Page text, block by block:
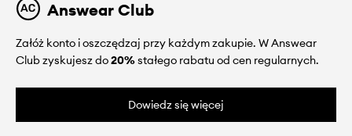
Answear Club
Załóż konto i oszczędzaj przy każdym zakupie. W Answear
Club zyskujesz do20%stałego rabatu od cen regularnych.
Dowiedz się więcej